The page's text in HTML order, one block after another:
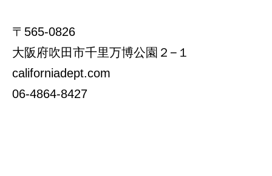
〒565-0826
大阪府吹田市千里万博公園２−１
californiadept.com
06-4864-8427